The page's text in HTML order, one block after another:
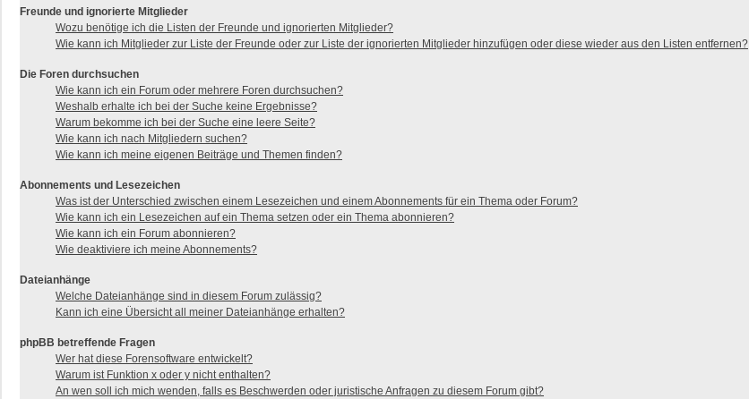
Freunde und ignorierte Mitglieder
Wozu benötige ich die Listen der Freunde und ignorierten Mitglieder?
Wie kann ich Mitglieder zur Liste der Freunde oder zur Liste der ignorierten Mitglieder hinzufügen oder diese wieder aus den Listen entfernen?
Die Foren durchsuchen
Wie kann ich ein Forum oder mehrere Foren durchsuchen?
Weshalb erhalte ich bei der Suche keine Ergebnisse?
Warum bekomme ich bei der Suche eine leere Seite?
Wie kann ich nach Mitgliedern suchen?
Wie kann ich meine eigenen Beiträge und Themen finden?
Abonnements und Lesezeichen
Was ist der Unterschied zwischen einem Lesezeichen und einem Abonnements für ein Thema oder Forum?
Wie kann ich ein Lesezeichen auf ein Thema setzen oder ein Thema abonnieren?
Wie kann ich ein Forum abonnieren?
Wie deaktiviere ich meine Abonnements?
Dateianhänge
Welche Dateianhänge sind in diesem Forum zulässig?
Kann ich eine Übersicht all meiner Dateianhänge erhalten?
phpBB betreffende Fragen
Wer hat diese Forensoftware entwickelt?
Warum ist Funktion x oder y nicht enthalten?
An wen soll ich mich wenden, falls es Beschwerden oder juristische Anfragen zu diesem Forum gibt?